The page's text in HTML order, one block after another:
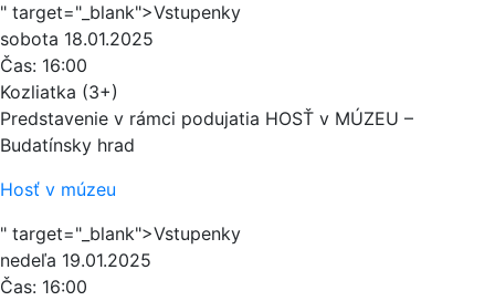
" target="_blank">Vstupenky
sobota 18.01.2025
Čas: 16:00
Kozliatka (3+)
Predstavenie v rámci podujatia HOSŤ v MÚZEU –
Budatínsky hrad
Hosť v múzeu
" target="_blank">Vstupenky
nedeľa 19.01.2025
Čas: 16:00